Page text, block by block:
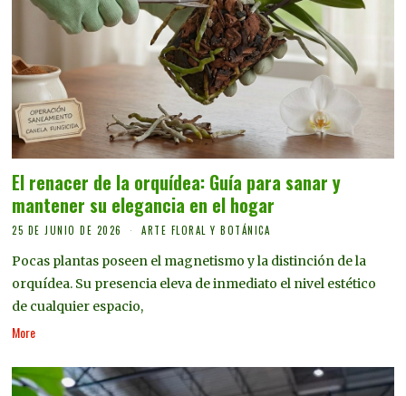
El renacer de la orquídea: Guía para sanar y
mantener su elegancia en el hogar
25 DE JUNIO DE 2026 ARTE FLORAL Y BOTÁNICA
Pocas plantas poseen el magnetismo y la distinción de la
orquídea. Su presencia eleva de inmediato el nivel estético
de cualquier espacio,
More